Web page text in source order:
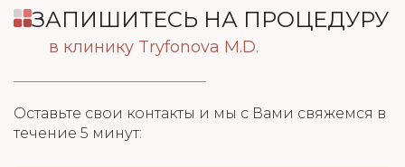
ЗАПИШИТЕСЬ НА ПРОЦЕДУРУ
в клинику Tryfonova M.D.
Оставьте свои контакты и мы с Вами свяжемся в
течение 5 минут: